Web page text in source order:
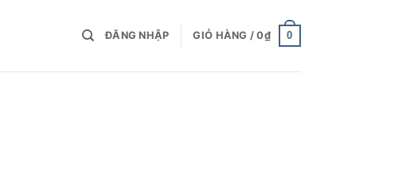
ĐĂNG NHẬP GIỎ HÀNG /0₫ 0